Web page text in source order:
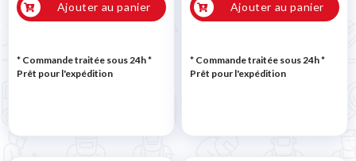
Ajouter au panier
* Commande traitée sous 24h*
Prêt pour l'expédition
Ajouter au panier
* Commande traitée sous 24h*
Prêt pour l'expédition